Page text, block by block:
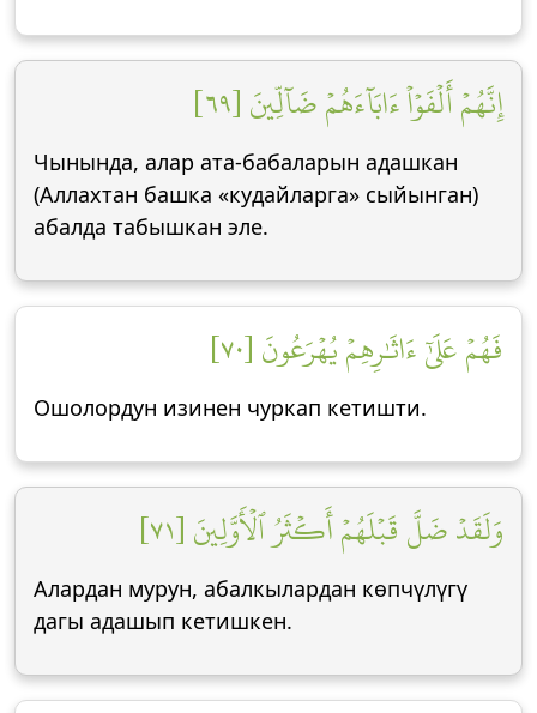
إِنَّهُمۡ أَلۡفَوۡاْ ءَابَآءَهُمۡ ضَآلِّينَ [٦٩]
Чынында, алар ата-бабаларын адашкан
(Аллахтан башка «кудайларга» сыйынган)
абалда табышкан эле.
فَهُمۡ عَلَىٰٓ ءَاثَٰرِهِمۡ يُهۡرَعُونَ [٧٠]
Ошолордун изинен чуркап кетишти.
وَلَقَدۡ ضَلَّ قَبۡلَهُمۡ أَكۡثَرُ ٱلۡأَوَّلِينَ [٧١]
Алардан мурун, абалкылардан көпчүлүгү
дагы адашып кетишкен.